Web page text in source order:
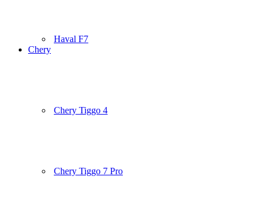
Haval F7
Chery
Chery Tiggo 4
Chery Tiggo 7 Pro